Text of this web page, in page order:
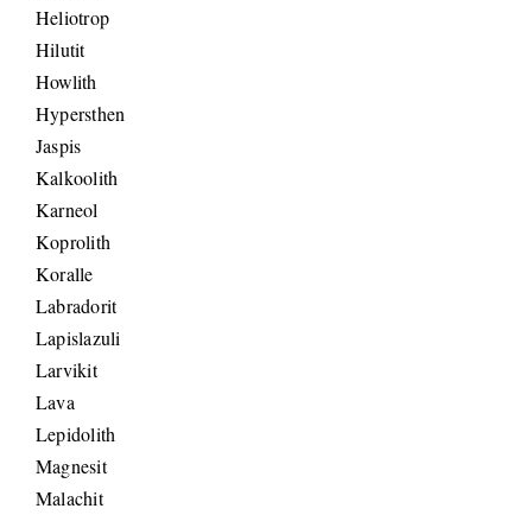
Heliotrop
Hilutit
Howlith
Hypersthen
Jaspis
Kalkoolith
Karneol
Koprolith
Koralle
Labradorit
Lapislazuli
Larvikit
Lava
Lepidolith
Magnesit
Malachit